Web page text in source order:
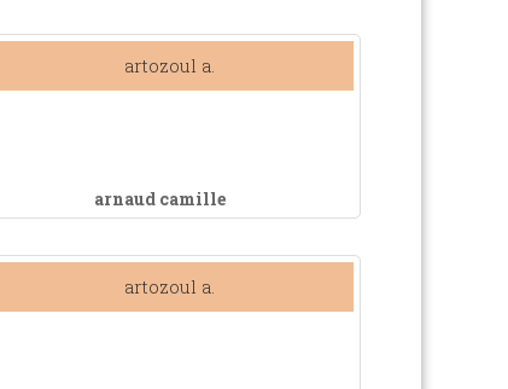
arnaud camille